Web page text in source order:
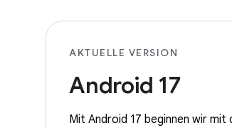
AKTUELLE VERSION
Android 17
Mit Android 17 beginnen wir